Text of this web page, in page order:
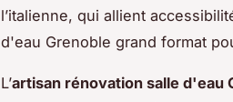
l’italienne, qui allient
d'eau Grenoble grand format
L’artisan rénovation salle d'eau